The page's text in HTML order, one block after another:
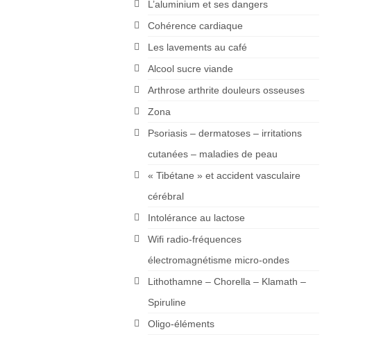
L’aluminium et ses dangers
Cohérence cardiaque
Les lavements au café
Alcool sucre viande
Arthrose arthrite douleurs osseuses
Zona
Psoriasis – dermatoses – irritations
cutanées – maladies de peau
« Tibétane » et accident vasculaire
cérébral
Intolérance au lactose
Wifi radio-fréquences
électromagnétisme micro-ondes
Lithothamne – Chorella – Klamath –
Spiruline
Oligo-éléments